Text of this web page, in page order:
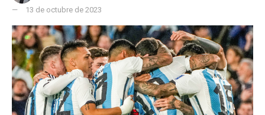
13 de octubre de 2023